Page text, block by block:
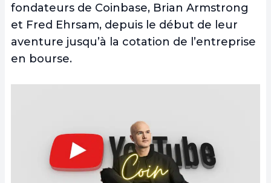
fondateurs de Coinbase, Brian Armstrong
et Fred Ehrsam, depuis le début de leur
aventure jusqu’à la cotation de l’entreprise
en bourse.